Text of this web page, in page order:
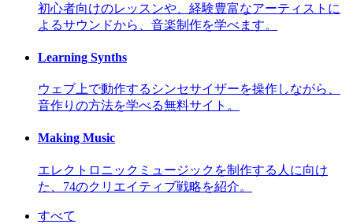
初心者向けのレッスンや、経験豊富なアーティストに
よるサウンドから、音楽制作を学べます。
Learning Synths
ウェブ上で動作するシンセサイザーを操作しながら、
音作りの方法を学べる無料サイト。
Making Music
エレクトロニックミュージックを制作する人に向け
た、74のクリエイティブ戦略を紹介。
すべて